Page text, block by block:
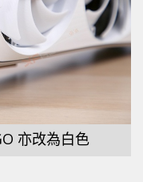
亦改為白色